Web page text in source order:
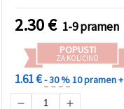
– za izdelavo nakita,
nizanje perlic in
ustvarjalne hobby
projekte
2.30€ 1-9 pramen
POPUSTI
ZA KOLIČINO
1.61 €- 30 %10 pramen +